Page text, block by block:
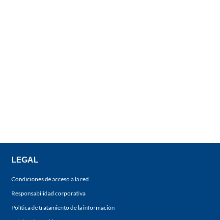
LEGAL
Condiciones de acceso a la red
Responsabilidad corporativa
Política de tratamiento de la información